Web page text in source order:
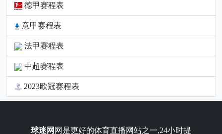
德甲赛程表
意甲赛程表
法甲赛程表
中超赛程表
2023欧冠赛程表
球迷网 网是更好的体育直播网站之一,24小时提